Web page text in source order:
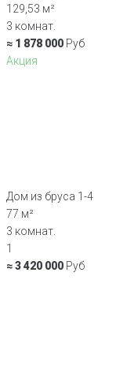
129,53 м²
3 комнат.
≈ 1 878 000 Руб
Акция
Дом из бруса 1-4
77 м²
3 комнат.
1
≈ 3 420 000 Руб